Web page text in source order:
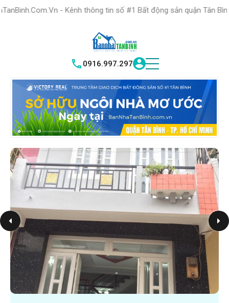
- Kênh thông tin số #1 Bất động sản quận Tân Bình "Nơi bạn
0916.997.297
HỆ THỐNG TRUNG
TÂM GIAO DỊCH BĐS TỐT NHẤT QUẬN
TÂN BÌNHVICTORY REAL TÌM HIỂU NGAY|